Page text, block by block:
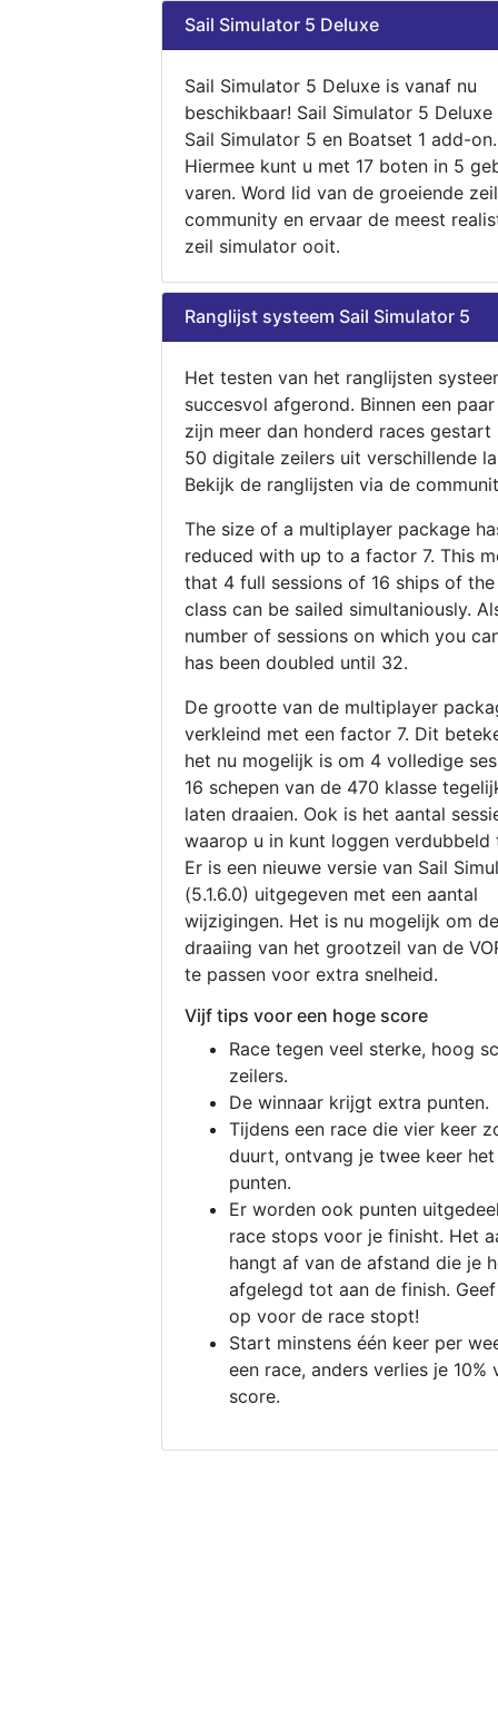
Sail Simulator 5 Deluxe
Sail Simulator 5 Deluxe is vanaf nu
beschikbaar! Sail Simulator 5
Sail Simulator 5 en Boatset 1 add-on.
Hiermee kunt u met 17 boten in 5
varen. Word lid van de groeiende zeil
community en ervaar de meest
zeil simulator ooit.
Ranglijst systeem Sail Simulator 5
Het testen van het ranglijsten
succesvol afgerond. Binnen een
zijn meer dan honderd races gestart
50 digitale zeilers uit verschillende
Bekijk de ranglijsten via de
The size of a multiplayer package
reduced with up to a factor 7. This
that 4 full sessions of 16 ships of
class can be sailed simultaniously.
number of sessions on which you
has been doubled until 32.
De grootte van de multiplayer
verkleind met een factor 7. Dit
het nu mogelijk is om 4 volledige
16 schepen van de 470 klasse
laten draaien. Ook is het aantal
waarop u in kunt loggen verdubbeld
Er is een nieuwe versie van Sail
(5.1.6.0) uitgegeven met een aantal
wijzigingen. Het is nu mogelijk om de
draaiing van het grootzeil van de
te passen voor extra snelheid.
Vijf tips voor een hoge score
Race tegen veel sterke, hoog
zeilers.
De winnaar krijgt extra punten.
Tijdens een race die vier keer
duurt, ontvang je twee keer
punten.
Er worden ook punten
race stops voor je finisht. Het
hangt af van de afstand die je
afgelegd tot aan de finish.
op voor de race stopt!
Start minstens één keer per
een race, anders verlies je 10%
score.